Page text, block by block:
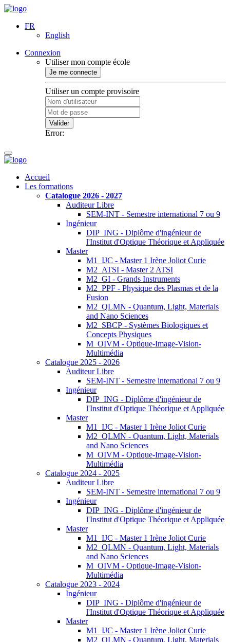
FR
English
Connexion
Utiliser mon compte école
Je me connecte
Utiliser un compte provisoire
Valider
Error:
Accueil
Les formations
Catalogue 2026 - 2027
Auditeur Libre
SEM-INT - Semestre international 7 ou 9
Ingénieur
DIP_ING - Diplôme d'ingénieur de
l'Institut d'Optique Théorique et Appliquée
Master
M1_IJC - Master 1 Irène Joliot Curie
M2_ATSI - Master 2 ATSI
M2_GI - Grands Instruments
M2_PPF - Physique des Plasmas et de la
Fusion
M2_QLMN - Quantum, Light, Materials
and Nano Sciences
M2_SBCP - Systèmes Biologiques et
Concepts Physiques
M_OIVM - Optique-Image-Vision-
Multimédia
Catalogue 2025 - 2026
Auditeur Libre
SEM-INT - Semestre international 7 ou 9
Ingénieur
DIP_ING - Diplôme d'ingénieur de
l'Institut d'Optique Théorique et Appliquée
Master
M1_IJC - Master 1 Irène Joliot Curie
M2_QLMN - Quantum, Light, Materials
and Nano Sciences
M_OIVM - Optique-Image-Vision-
Multimédia
Catalogue 2024 - 2025
Auditeur Libre
SEM-INT - Semestre international 7 ou 9
Ingénieur
DIP_ING - Diplôme d'ingénieur de
l'Institut d'Optique Théorique et Appliquée
Master
M1_IJC - Master 1 Irène Joliot Curie
M2_QLMN - Quantum, Light, Materials
and Nano Sciences
M_OIVM - Optique-Image-Vision-
Multimédia
Catalogue 2023 - 2024
Ingénieur
DIP_ING - Diplôme d'ingénieur de
l'Institut d'Optique Théorique et Appliquée
Master
M1_IJC - Master 1 Irène Joliot Curie
M2_QLMN - Quantum, Light, Materials